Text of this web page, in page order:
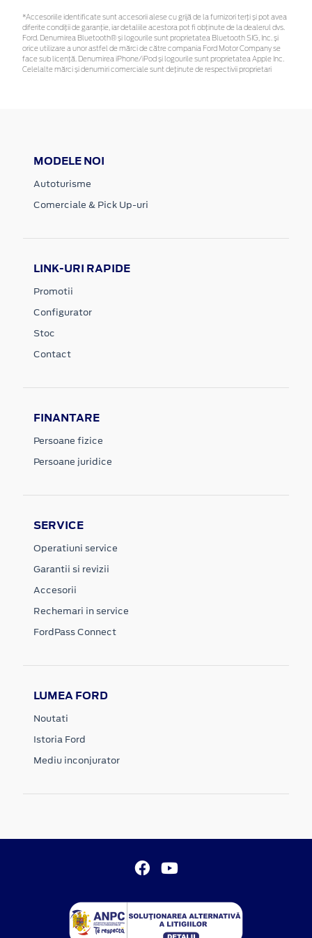
*Accesoriile identificate sunt accesorii alese cu grijă de la furnizori terți și pot avea
diferite condiții de garanție, iar detaliile acestora pot fi obținute de la dealerul dvs.
Ford. Denumirea Bluetooth® și logourile sunt proprietatea Bluetooth SIG, Inc. și
orice utilizare a unor astfel de mărci de către compania Ford Motor Company se
face sub licență. Denumirea iPhone/iPod și logourile sunt proprietatea Apple Inc.
Celelalte mărci și denumiri comerciale sunt deținute de respectivii proprietari
MODELE NOI
Autoturisme
Comerciale & Pick Up-uri
LINK-URI RAPIDE
Promotii
Configurator
Stoc
Contact
FINANTARE
Persoane fizice
Persoane juridice
SERVICE
Operatiuni service
Garantii si revizii
Accesorii
Rechemari in service
FordPass Connect
LUMEA FORD
Noutati
Istoria Ford
Mediu inconjurator